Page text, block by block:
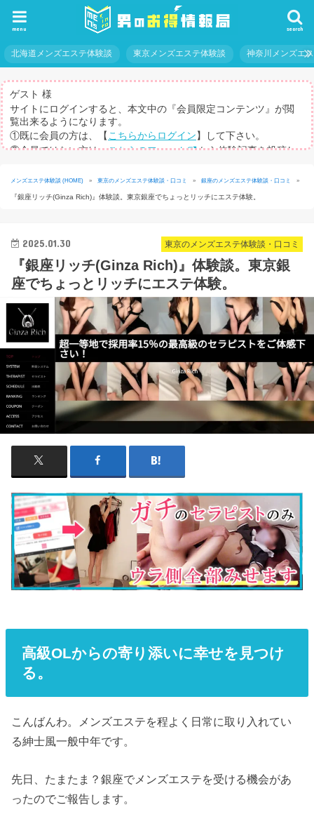
search
menu
北海道メンズエステ体験談 東京メンズエステ体験談 神奈川メンズエ
ゲスト 様
サイトにログインすると、本文中の『会員限定コンテンツ』が閲
覧出来るようになります。
①既に会員の方は、【 こちらからログイン 】して下さい。
②会員ではない方は、こちらのフォーム
から体験記事を投稿し
※体験記事が書けない方や、すべての記事を閲覧したい方のため
メンズエステ体験談 (HOME) » 東京のメンズエステ体験談・口コミ » 銀座のメンズエステ体験談・口コミ »
『銀座リッチ(Ginza Rich)』体験談。東京銀座でちょっとリッチにエステ体験。
東京のメンズエステ体験談・口コミ
2025.01.30
『銀座リッチ(Ginza Rich)』体験談。東京銀
座でちょっとリッチにエステ体験。
高級OLからの寄り添いに幸せを見つけ
る。
こんばんわ。メンズエステを程よく日常に取り入れてい
る紳士風一般中年です。
先日、たまたま？銀座でメンズエステを受ける機会があ
ったのでご報告します。